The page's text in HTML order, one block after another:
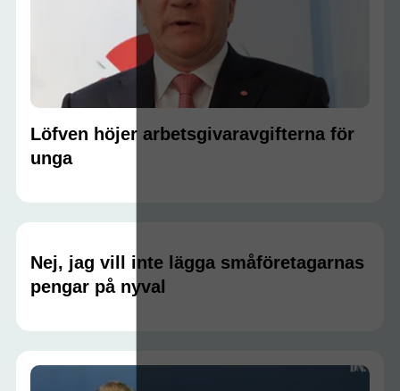
Löfven höjer arbetsgivaravgifterna för
unga
Nej, jag vill inte lägga småföretagarnas
pengar på nyval